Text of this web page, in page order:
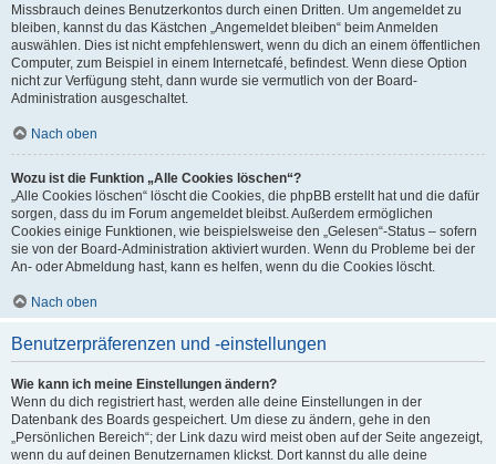
Missbrauch deines Benutzerkontos durch einen Dritten. Um angemeldet zu
bleiben, kannst du das Kästchen „Angemeldet bleiben“ beim Anmelden
auswählen. Dies ist nicht empfehlenswert, wenn du dich an einem öffentlichen
Computer, zum Beispiel in einem Internetcafé, befindest. Wenn diese Option
nicht zur Verfügung steht, dann wurde sie vermutlich von der Board-
Administration ausgeschaltet.
Nach oben
Wozu ist die Funktion „Alle Cookies löschen“?
„Alle Cookies löschen“ löscht die Cookies, die phpBB erstellt hat und die dafür
sorgen, dass du im Forum angemeldet bleibst. Außerdem ermöglichen
Cookies einige Funktionen, wie beispielsweise den „Gelesen“-Status – sofern
sie von der Board-Administration aktiviert wurden. Wenn du Probleme bei der
An- oder Abmeldung hast, kann es helfen, wenn du die Cookies löscht.
Nach oben
Benutzerpräferenzen und -einstellungen
Wie kann ich meine Einstellungen ändern?
Wenn du dich registriert hast, werden alle deine Einstellungen in der
Datenbank des Boards gespeichert. Um diese zu ändern, gehe in den
„Persönlichen Bereich“; der Link dazu wird meist oben auf der Seite angezeigt,
wenn du auf deinen Benutzernamen klickst. Dort kannst du alle deine